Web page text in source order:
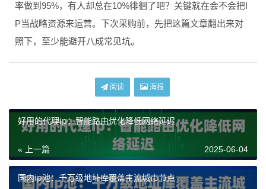
率做到95%，有人却总在10%徘徊了吧？关键就在会不会把I
P当战略资源来运营。下次采购前，先把这篇文章翻出来对
照下，至少能避开八成常见坑。
阅读 海报
好用的代理ip：智能路由优化降低网络延迟
« 上一篇 2025-06-04
国内ip池：千万级地址库覆盖主流城市节点